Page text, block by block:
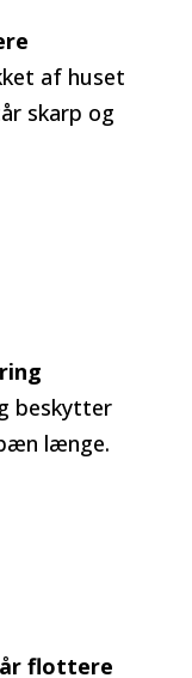
af huset
skarp og
beskytter
længe.
flottere